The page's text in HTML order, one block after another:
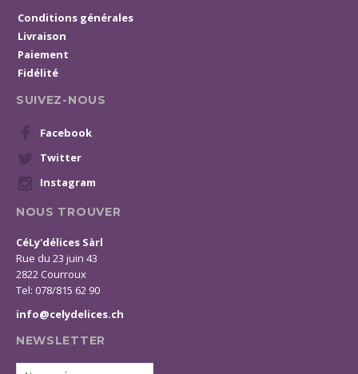
Conditions générales
Livraison
Paiement
Fidélité
SUIVEZ-NOUS
Facebook
Twitter
Instagram
NOUS TROUVER
CéLy'délices Sàrl
Rue du 23 juin 43
2822 Courroux
Tel: 078/815 62 90
info@celydelices.ch
NEWSLETTER